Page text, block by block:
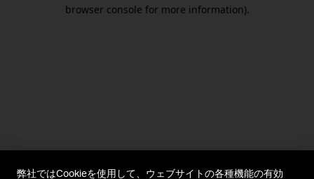
browser console for more information).
弊社ではCookieを使用して、ウェブサイトの各種機能の有効